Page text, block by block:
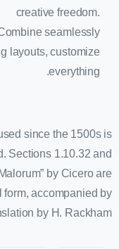
creative freedom.
seamlessly
layouts, customize
everything.
since the 1500s is
Sections 1.10.32 and
by Cicero are
accompanied by
by H. Rackham.